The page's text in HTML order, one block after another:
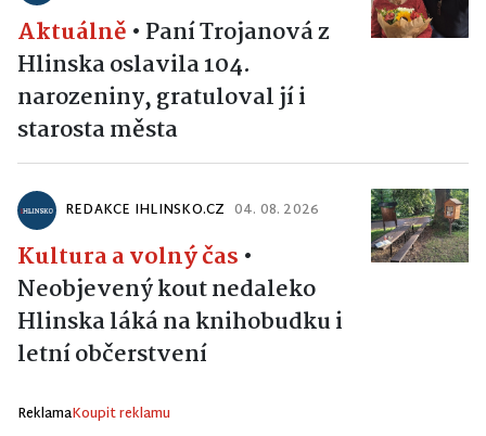
Aktuálně • Paní Trojanová z
Hlinska oslavila 104.
narozeniny, gratuloval jí i
starosta města
REDAKCE IHLINSKO.CZ 04. 08. 2026
Kultura a volný čas •
Neobjevený kout nedaleko
Hlinska láká na knihobudku i
letní občerstvení
ReklamaKoupit reklamu